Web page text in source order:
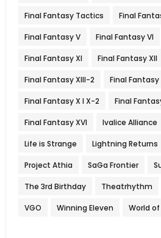
Final Fantasy Tactics Final
Final Fantasy V Final Fantasy VI
Final Fantasy XI Final Fantasy XII
Final Fantasy XIII-2 Final Fantasy
Final Fantasy X l X-2 Final
Final Fantasy XVI Ivalice Alliance
Life is Strange Lightning Returns
Project Athia SaGa Frontier
The 3rd Birthday Theatrhythm
VGO Winning Eleven World of